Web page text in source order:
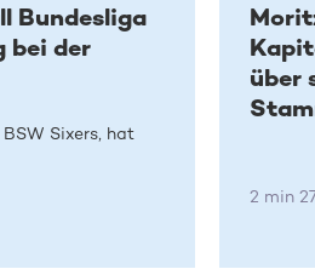
Bundesliga
bei der
Sixers, hat
über
2 min